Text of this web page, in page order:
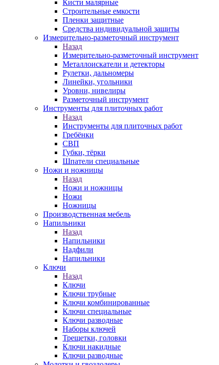
Кисти малярные
Строительные емкости
Пленки защитные
Средства индивидуальной защиты
Измерительно-разметочный инструмент
Назад
Измерительно-разметочный инструмент
Металлоискатели и детекторы
Рулетки, дальномеры
Линейки, угольники
Уровни, нивелиры
Разметочный инструмент
Инструменты для плиточных работ
Назад
Инструменты для плиточных работ
Гребёнки
СВП
Губки, тёрки
Шпатели специальные
Ножи и ножницы
Назад
Ножи и ножницы
Ножи
Ножницы
Производственная мебель
Напильники
Назад
Напильники
Надфили
Напильники
Ключи
Назад
Ключи
Ключи трубные
Ключи комбинированные
Ключи специальные
Ключи разводные
Наборы ключей
Трещетки, головки
Ключи накидные
Ключи разводные